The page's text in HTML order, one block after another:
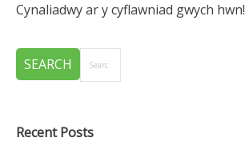
Cynaliadwy ar y cyflawniad gwych hwn!
Recent Posts